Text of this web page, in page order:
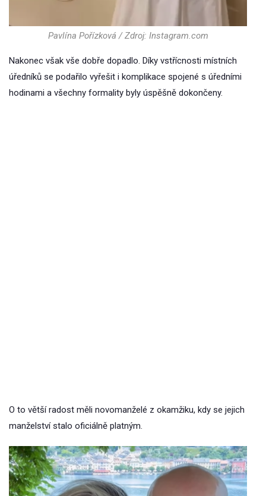
Pavlína Pořízková / Zdroj: Instagram.com
Nakonec však vše dobře dopadlo. Díky vstřícnosti místních
úředníků se podařilo vyřešit i komplikace spojené s úředními
hodinami a všechny formality byly úspěšně dokončeny.
O to větší radost měli novomanželé z okamžiku, kdy se jejich
manželství stalo oficiálně platným.